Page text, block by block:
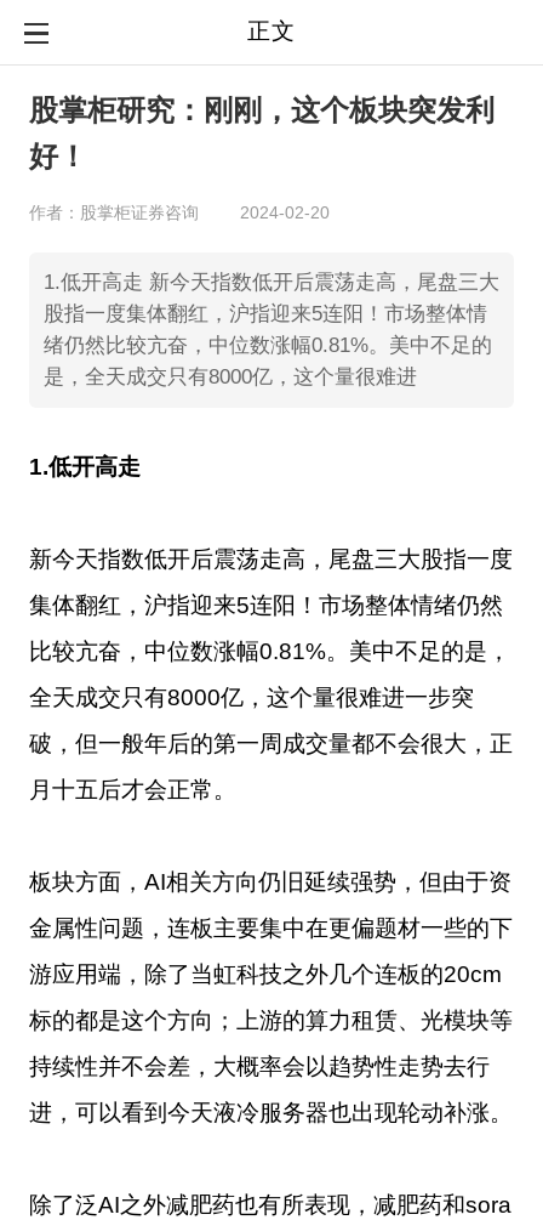
正文
股掌柜研究：刚刚，这个板块突发利
好！
作者：股掌柜证券咨询 2024-02-20
1.低开高走 新今天指数低开后震荡走高，尾盘三大
股指一度集体翻红，沪指迎来5连阳！市场整体情
绪仍然比较亢奋，中位数涨幅0.81%。美中不足的
是，全天成交只有8000亿，这个量很难进
1.低开高走
新今天指数低开后震荡走高，尾盘三大股指一度
集体翻红，沪指迎来5连阳！市场整体情绪仍然
比较亢奋，中位数涨幅0.81%。美中不足的是，
全天成交只有8000亿，这个量很难进一步突
破，但一般年后的第一周成交量都不会很大，正
月十五后才会正常。
板块方面，AI相关方向仍旧延续强势，但由于资
金属性问题，连板主要集中在更偏题材一些的下
游应用端，除了当虹科技之外几个连板的20cm
标的都是这个方向；上游的算力租赁、光模块等
持续性并不会差，大概率会以趋势性走势去行
进，可以看到今天液冷服务器也出现轮动补涨。
除了泛AI之外减肥药也有所表现，减肥药和sora